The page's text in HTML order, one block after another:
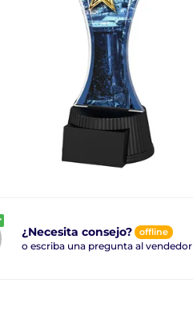
¿Necesita consejo? offline
o escriba una pregunta al vendedor